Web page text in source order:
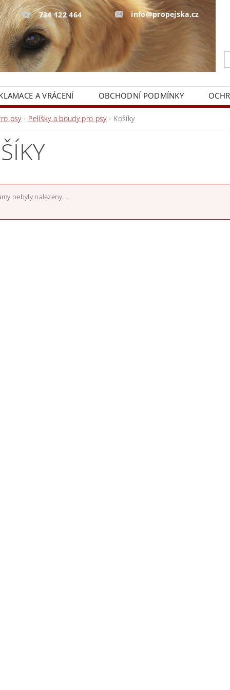
734 122 464 info@propejska.cz
A VRÁCENÍ OBCHODNÍ PODMÍNKY
psy Pelíšky a boudy pro psy Košíky
nebyly nalezeny...